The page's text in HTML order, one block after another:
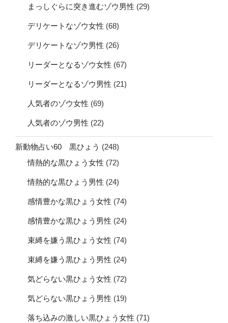
まっしぐらに突き進むゾウ男性 (29)
デリケートなゾウ女性 (68)
デリケートなゾウ男性 (26)
リーダーとなるゾウ女性 (67)
リーダーとなるゾウ男性 (21)
人気者のゾウ女性 (69)
人気者のゾウ男性 (22)
新動物占い60 黒ひょう (248)
情熱的な黒ひょう女性 (72)
情熱的な黒ひょう男性 (24)
感情豊かな黒ひょう女性 (74)
感情豊かな黒ひょう男性 (24)
束縛を嫌う黒ひょう女性 (74)
束縛を嫌う黒ひょう男性 (24)
気どらない黒ひょう女性 (72)
気どらない黒ひょう男性 (19)
落ち込みの激しい黒ひょう女性 (71)